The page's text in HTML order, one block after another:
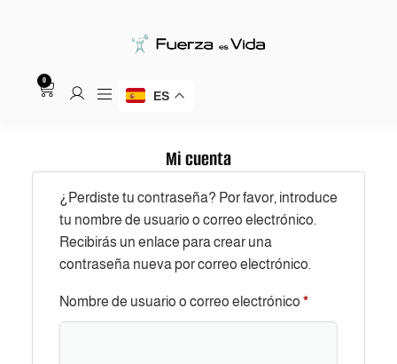
0
ES
Mi cuenta
¿Perdiste tu contraseña? Por favor, introduce
tu nombre de usuario o correo electrónico.
Recibirás un enlace para crear una
contraseña nueva por correo electrónico.
Nombre de usuario o correo electrónico *